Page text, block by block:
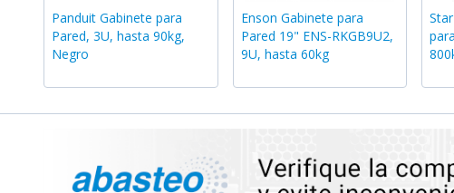
Panduit Gabinete para
Pared, 3U, hasta 90kg,
Negro
Enson Gabinete para
Pared 19" ENS-RKGB9U2,
9U, hasta 60kg